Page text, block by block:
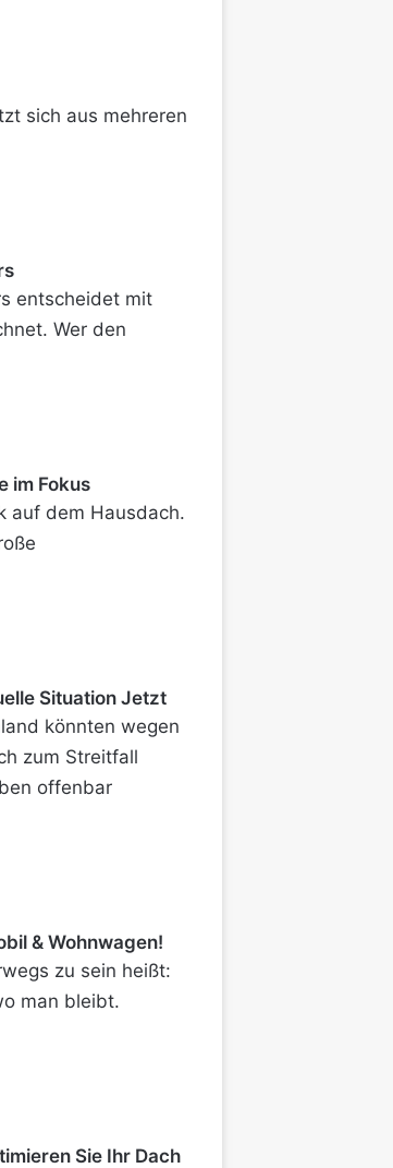
sich aus mehreren
entscheidet mit
Wer den
im Fokus
auf dem Hausdach.
Situation Jetzt
könnten wegen
zum Streitfall
offenbar
& Wohnwagen!
zu sein heißt:
man bleibt.
Sie Ihr Dach